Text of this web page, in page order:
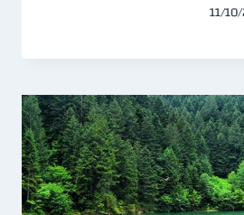
11/